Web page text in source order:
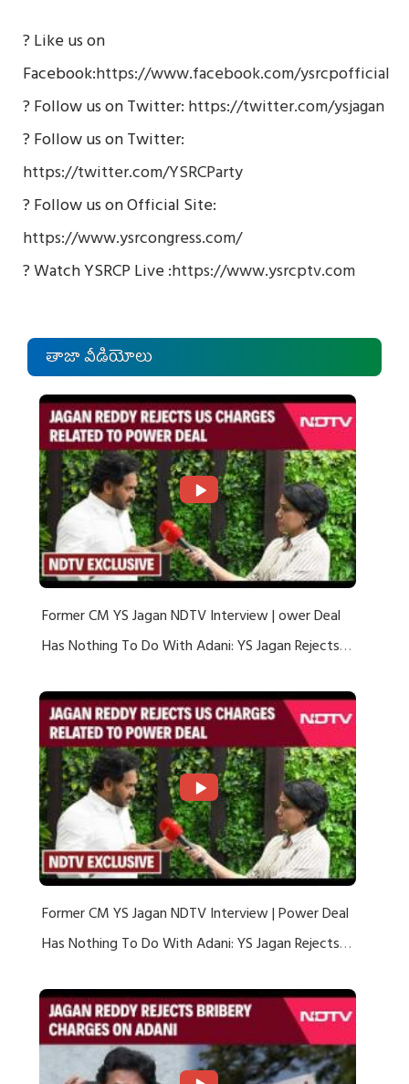
? Like us on
Facebook:https://www.facebook.com/ysrcpofficial
? Follow us on Twitter:https://twitter.com/ysjagan
? Follow us on Twitter:
https://twitter.com/YSRCParty
? Follow us on Official Site:
https://www.ysrcongress.com/
? Watch YSRCP Live :https://www.ysrcptv.com
తాజా వీడియోలు
Former CM YS Jagan NDTV Interview | ower Deal
Has Nothing To Do With Adani: YS Jagan Rejects
Former CM YS Jagan NDTV Interview | Power Deal
Has Nothing To Do With Adani: YS Jagan Rejects